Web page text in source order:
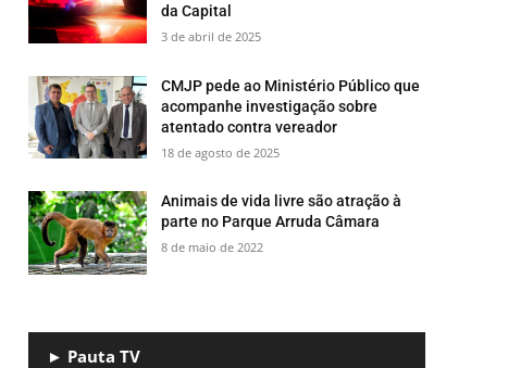
da Capital
3 de abril de 2025
CMJP pede ao Ministério Público que
acompanhe investigação sobre
atentado contra vereador
18 de agosto de 2025
​Animais de vida livre são atração à
parte no Parque Arruda Câmara
8 de maio de 2022
► Pauta TV